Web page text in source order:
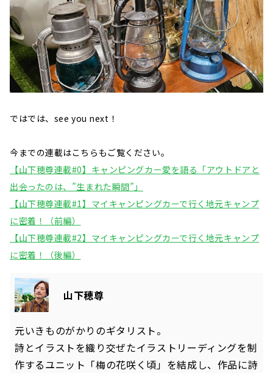
ではでは、see you next！
今までの連載はこちらもご覧ください。
【山下穂尊連載#0】キャンピングカー愛を語る「アウトドアと
出会ったのは、”生まれた瞬間”」
【山下穂尊連載#1】マイキャンピングカーで行く地元キャンプ
に密着！（前編）
【山下穂尊連載#2】マイキャンピングカーで行く地元キャンプ
に密着！（後編）
山下穂尊
元いきものがかりのギタリスト。
詩とイラストを織り交ぜたイラストリーディングを制
作するユニット「梅の花咲く頃」を結成し、作品に詩